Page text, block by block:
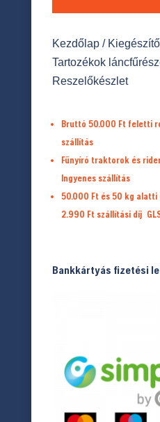
Kezdőlap/
Tartozékok
Reszelőkészlet
Bruttó 50.000 Ft feletti
szállítás
Fűnyíró traktorok és
Ingyenes szállítás
50.000 Ft és 50 kg
2.990 Ft szállítási díj
Bankkártyás fizetési